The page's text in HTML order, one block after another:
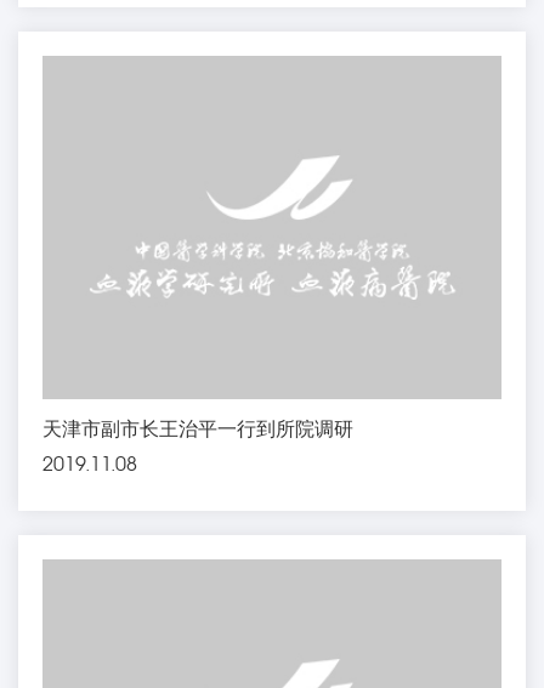
天津市副市长王治平一行到所院调研
2019.11.08